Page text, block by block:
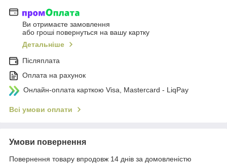
Ви отримаєте замовлення
або гроші повернуться на вашу картку
Детальніше
Післяплата
Оплата на рахунок
Онлайн-оплата карткою Visa, Mastercard - LiqPay
Всі умови оплати
Умови повернення
Повернення товару впродовж 14 днів за домовленістю